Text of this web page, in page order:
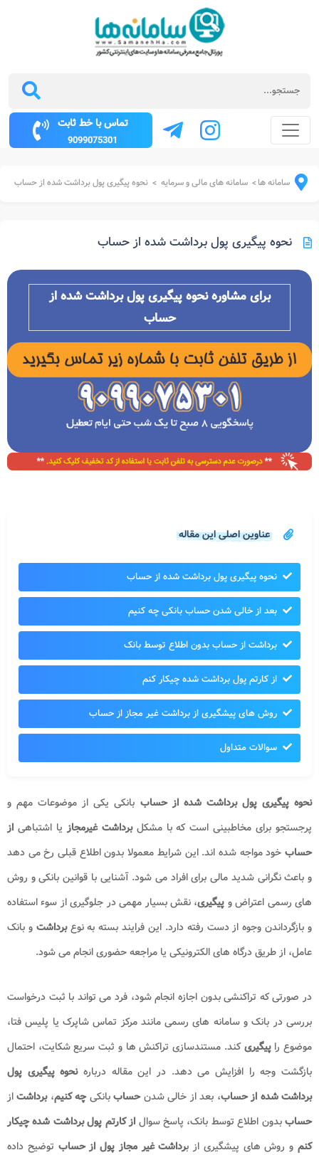
تماس با خط ثابت
9099075301
سامانه ها> سامانه های مالی و سرمایه > نحوه پیگیری پول برداشت شده از حساب
نحوه پیگیری پول برداشت شده از حساب
برای مشاوره نحوه پیگیری پول برداشت شده از
حساب
عناوین اصلی این مقاله
نحوه پیگیری پول برداشت شده از حساب
بعد از خالی شدن حساب بانکی چه کنیم
برداشت از حساب بدون اطلاع توسط بانک
از کارتم پول برداشت شده چیکار کنم
روش های پیشگیری از برداشت غیر مجاز از حساب
سوالات متداول
نحوه پیگیری پول برداشت شده از حساب بانکی یکی از موضوعات مهم و
پرجستجو برای مخاطبینی است که با مشکلبرداشت غیرمجاز یا اشتباهی از
حساب خود مواجه شده اند. این شرایط معمولا بدون اطلاع قبلی رخ می دهد
و باعث نگرانی شدید مالی برای افراد می شود. آشنایی با قوانین بانکی و روش
های رسمی اعتراض و پیگیری، نقش بسیار مهمی در جلوگیری از سوء استفاده
و بازگرداندن وجوه از دست رفته دارد. این فرایند بسته به نوعبرداشتو بانک
عامل، از طریق درگاه های الکترونیکی یا مراجعه حضوری انجام می شود.
در صورتی که تراکنشی بدون اجازه انجام شود، فرد می تواند با ثبت درخواست
بررسی در بانک و سامانه های رسمی مانند مرکز تماس شاپرک یا پلیس فتا،
موضوع راپیگیریکند. مستندسازی تراکنش ها و ثبت سریع شکایت، احتمال
بازگشت وجه را افزایش می دهد. در این مقاله درباره نحوه پیگیری پول
برداشت شده از حساب، بعد از خالی شدنحساببانکیچه کنیم،برداشتاز
حساببدون اطلاع توسط بانک، پاسخ سوال از کارتم پول برداشت شده چیکار
کنمو روش های پیشگیری از برداشت غیر مجاز پول از حساب توضیح داده